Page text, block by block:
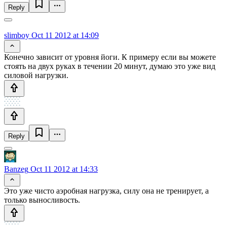
Reply
slimboy Oct 11 2012 at 14:09
Конечно зависит от уровня йоги. К примеру если вы можете
стоять на двух руках в течении 20 минут, думаю это уже вид
силовой нагрузки.
Reply
Banzeg Oct 11 2012 at 14:33
Это уже чисто аэробная нагрузка, силу она не тренирует, а
только выносливость.